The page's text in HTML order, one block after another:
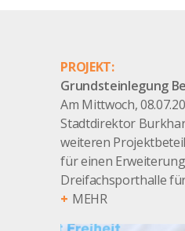
PROJEKT:
Grundsteinlegung
Am Mittwoch,
Stadtdirektor
weiteren
für einen
Dreifachsporthalle
MEHR